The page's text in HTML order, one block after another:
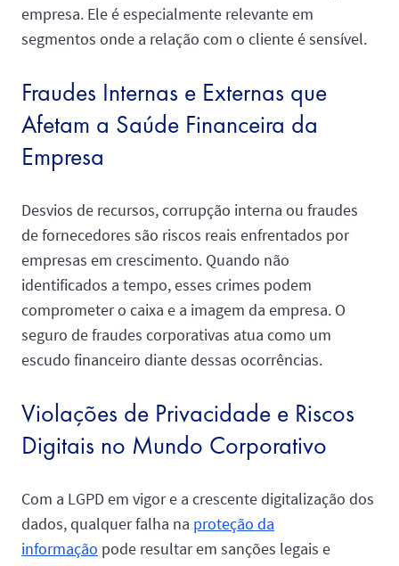
empresa. Ele é especialmente relevante em
segmentos onde a relação com o cliente é sensível.
Fraudes Internas e Externas que
Afetam a Saúde Financeira da
Empresa
Desvios de recursos, corrupção interna ou fraudes
de fornecedores são riscos reais enfrentados por
empresas em crescimento. Quando não
identificados a tempo, esses crimes podem
comprometer o caixa e a imagem da empresa. O
seguro de fraudes corporativas atua como um
escudo financeiro diante dessas ocorrências.
Violações de Privacidade e Riscos
Digitais no Mundo Corporativo
Com a LGPD em vigor e a crescente digitalização dos
dados, qualquer falha na proteção da
informação pode resultar em sanções legais e